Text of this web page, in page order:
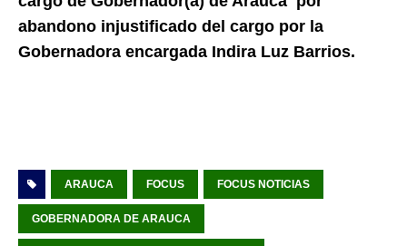
abandono injustificado del cargo por la
Gobernadora encargada Indira Luz Barrios.
ARAUCA FOCUS FOCUS NOTICIAS
GOBERNADORA DE ARAUCA